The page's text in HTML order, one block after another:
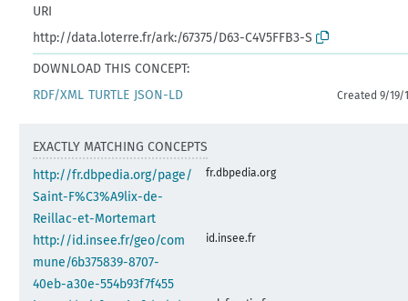
URI
http://data.loterre.fr/ark:/67375/D63-C4V5FFB3-S
DOWNLOAD THIS CONCEPT:
RDF/XML TURTLE JSON-LD Created 9/19/
EXACTLY MATCHING CONCEPTS
http://fr.dbpedia.org/page/
Saint-F%C3%A9lix-de-
Reillac-et-Mortemart
fr.dbpedia.org
http://id.insee.fr/geo/com
mune/6b375839-8707-
40eb-a30e-554b93f7f455
id.insee.fr